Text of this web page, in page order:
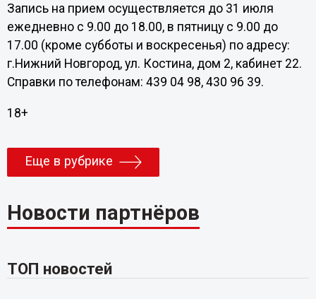
Запись на прием осуществляется до 31 июля
ежедневно с 9.00 до 18.00, в пятницу с 9.00 до
17.00 (кроме субботы и воскресенья) по адресу:
г.Нижний Новгород, ул. Костина, дом 2, кабинет 22.
Справки по телефонам: 439 04 98, 430 96 39.
18+
Еще в рубрике
Новости партнёров
ТОП новостей